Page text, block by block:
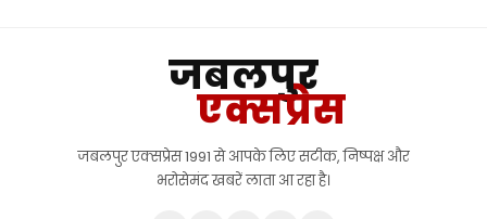
जबलपुर
एक्सप्रेस
जबलपुर एक्सप्रेस 1991 से आपके लिए सटीक, निष्पक्ष और
भरोसेमंद खबरें लाता आ रहा है।